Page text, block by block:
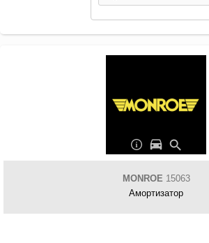
MONROE 15063
Амортизатор